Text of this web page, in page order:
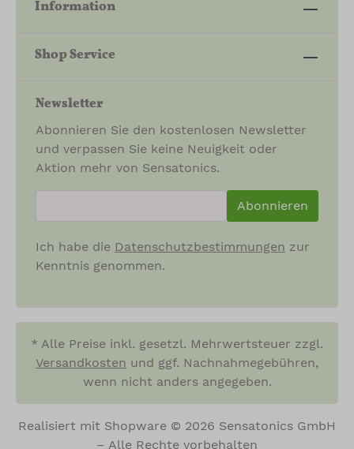
Information
Shop Service
Newsletter
Abonnieren Sie den kostenlosen Newsletter
und verpassen Sie keine Neuigkeit oder
Aktion mehr von Sensatonics.
Abonnieren
Ich habe die Datenschutzbestimmungen zur
Kenntnis genommen.
* Alle Preise inkl. gesetzl. Mehrwertsteuer zzgl.
Versandkosten und ggf. Nachnahmegebühren,
wenn nicht anders angegeben.
Realisiert mit Shopware © 2026 Sensatonics GmbH
– Alle Rechte vorbehalten